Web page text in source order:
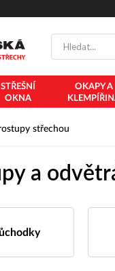
STŘEŠNÍ
OKNA
OKAPY A
střechou
a